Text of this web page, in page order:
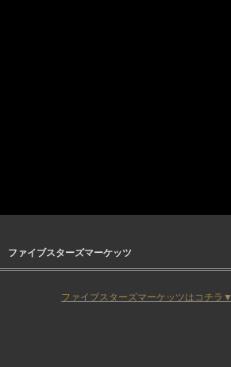
ファイブスターズマーケッツ
ファイブスターズマーケッツはコチラ▼